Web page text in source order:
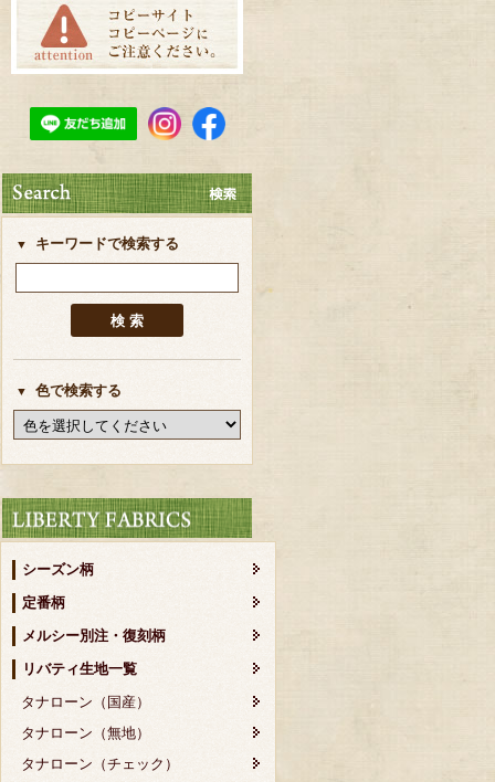
キーワードで検索する
色で検索する
シーズン柄
定番柄
メルシー別注・復刻柄
リバティ生地一覧
タナローン（国産）
タナローン（無地）
タナローン（チェック）